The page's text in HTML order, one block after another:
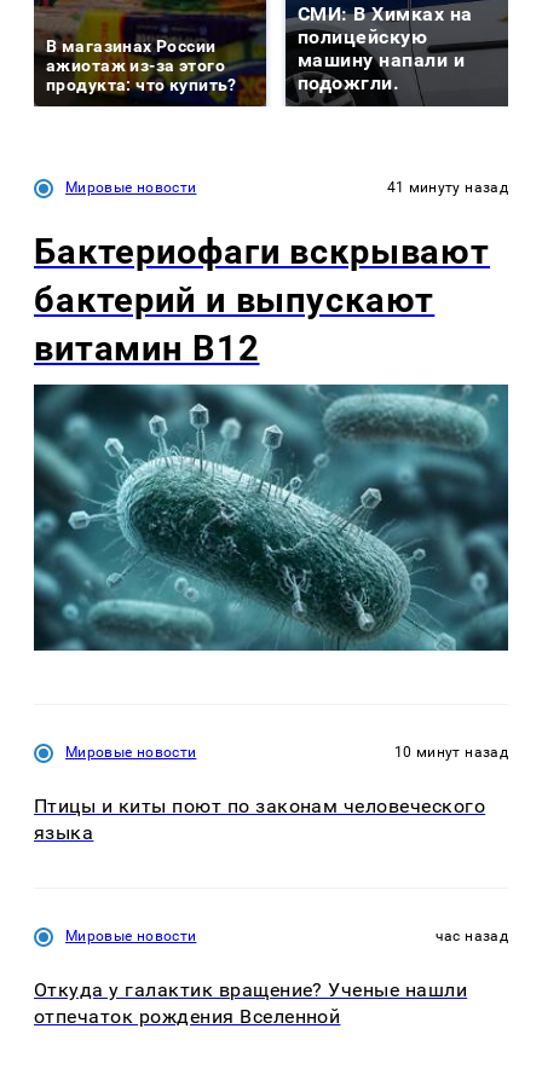
В магазинах России
ажиотаж из-за этого
продукта: что купить?
СМИ: В Химках на
полицейскую
машину напали и
подожгли.
Мировые новости 41 минуту назад
Бактериофаги вскрывают
бактерий и выпускают
витамин B12
Мировые новости 10 минут назад
Птицы и киты поют по законам человеческого
языка
Мировые новости час назад
Откуда у галактик вращение? Ученые нашли
отпечаток рождения Вселенной